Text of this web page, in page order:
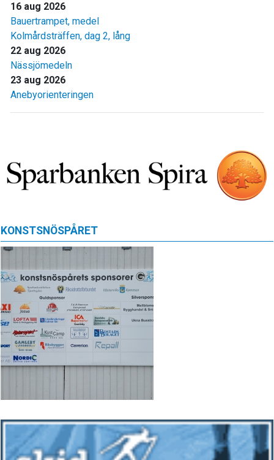
16 aug 2026
Bauertrampet, medel
Kolmårdsträffen, dag 2, lång
22 aug 2026
Nässjömedeln
23 aug 2026
Anebyorienteringen
KONSTSNÖSPÅRET